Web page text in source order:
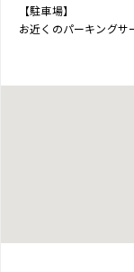
【駐車場】
お近くのパーキングサ